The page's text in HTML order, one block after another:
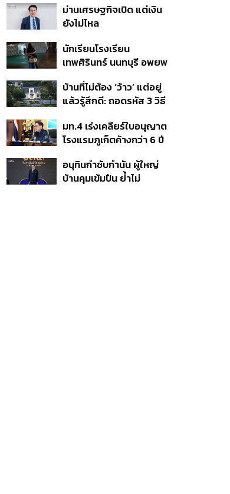
ม่านเศรษฐกิจเปิด แต่เงิน
ยังไม่ไหล
นักเรียนโรงเรียน
เทพศิรินทร์ นนทบุรี อพยพ
ชั่วคราว หลังเหตุใช้อาวุธ
ปืนภายในโรงเรียน
บ้านที่ไม่ต้อง ‘ว้าว’ แต่อยู่
แล้วรู้สึกดี: ถอดรหัส 3 วิธี
Well-Being ในทุกวัน
มท.4 เร่งเคลียร์ใบอนุญาต
โรงแรมภูเก็ตค้างกว่า 6 ปี
โมเดลแก้ทั้งประเทศ
อนุทินกำชับกำนัน ผู้ใหญ่
บ้านคุมเข้มปืน ย้ำไม่